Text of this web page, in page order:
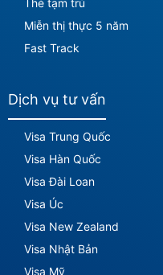
Thẻ tạm trú
Miễn thị thực 5 năm
Fast Track
Dịch vụ tư vấn
Visa Trung Quốc
Visa Hàn Quốc
Visa Đài Loan
Visa Úc
Visa New Zealand
Visa Nhật Bản
Visa Mỹ